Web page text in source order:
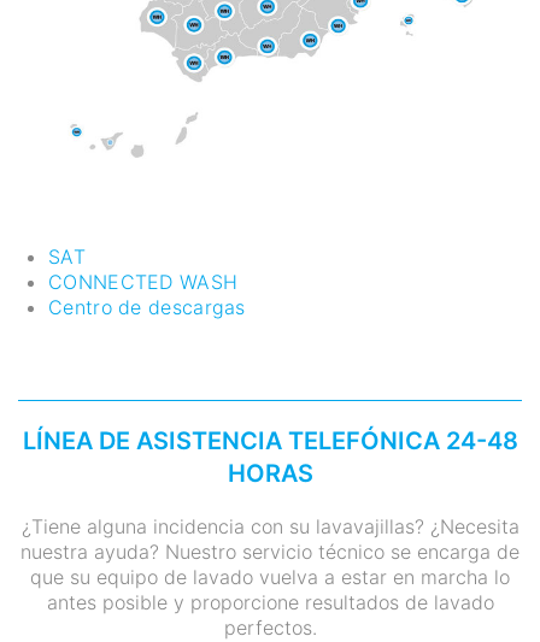
SAT
CONNECTED WASH
Centro de descargas
LÍNEA DE ASISTENCIA TELEFÓNICA 24-48
HORAS
¿Tiene alguna incidencia con su lavavajillas? ¿Necesita
nuestra ayuda? Nuestro servicio técnico se encarga de
que su equipo de lavado vuelva a estar en marcha lo
antes posible y proporcione resultados de lavado
perfectos.